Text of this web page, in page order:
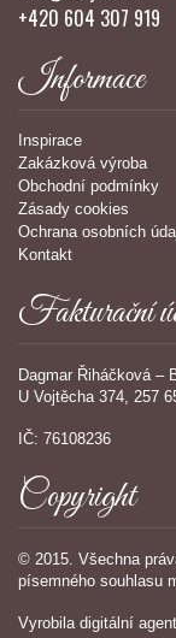
+420 604 307 919
Informace
Inspirace
Zakázková výroba
Obchodní podmínky
Zásady cookies
Ochrana osobních
Kontakt
Fakturační
Dagmar Řiháčková –
U Vojtěcha 374, 257
IČ: 76108236
Copyright
© 2015. Všechna
písemného souhlasu
Vyrobila digitální